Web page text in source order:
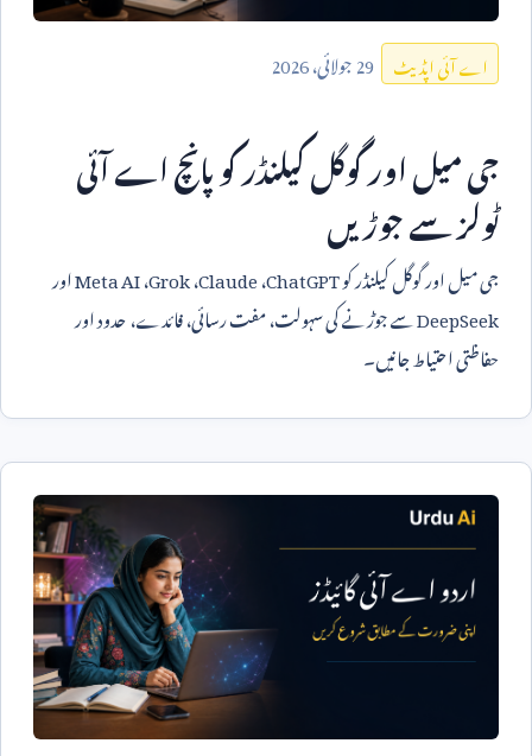
اے آئی اپڈیٹ 29جولائی،2026
جی میل اور گوگل کیلنڈر کو پانچ اے آئی
ٹولز سے جوڑیں
جی میل اور گوگل کیلنڈر کوChatGPT،Claude،Grok،Meta AIاور
DeepSeekسے جوڑنے کی سہولت، مفت رسائی، فائدے، حدود اور
حفاظتی احتیاط جانیں۔